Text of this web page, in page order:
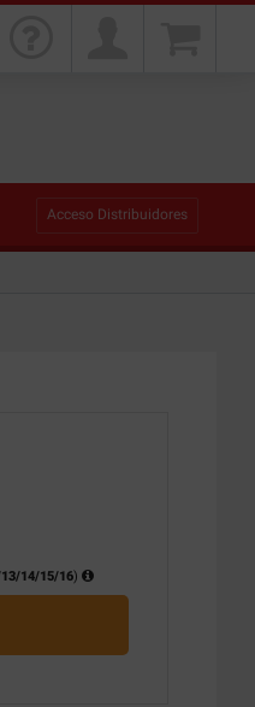
Acceso Distribuidores
14/15/16)